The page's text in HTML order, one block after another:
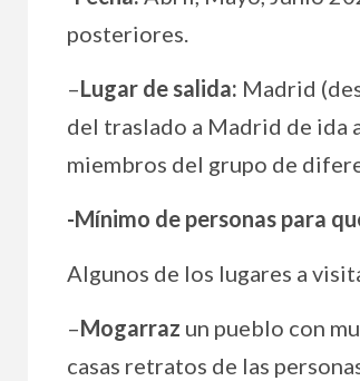
posteriores.
–Lugar de salida: Madrid
del traslado a Madrid de ida
miembros del grupo de
-Mínimo de personas para
Algunos de los lugares a
–Mogarraz un pueblo con
casas retratos de las